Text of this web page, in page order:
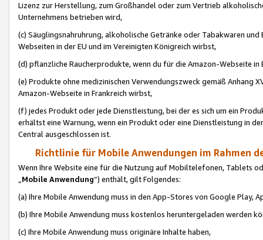
Lizenz zur Herstellung, zum Großhandel oder zum Vertrieb
Unternehmens betrieben wird,
(c) Säuglingsnahruhrung, alkoholische Getränke oder Tabakwaren
Webseiten in der EU und im Vereinigten Königreich wirbst,
(d) pflanzliche Raucherprodukte, wenn du für die Amazon-Webseite in
(e) Produkte ohne medizinischen Verwendungszweck gemäß Anhang
Amazon-Webseite in Frankreich wirbst,
(f) jedes Produkt oder jede Dienstleistung, bei der es sich um ein
erhältst eine Warnung, wenn ein Produkt oder eine Dienstleistung in
Central ausgeschlossen ist.
Richtlinie für Mobile Anwendungen im Rahmen
Wenn Ihre Website eine für die Nutzung auf Mobiltelefonen, Tablets
„Mobile Anwendung“) enthält, gilt Folgendes:
(a) Ihre Mobile Anwendung muss in den App-Stores von Google Play,
(b) Ihre Mobile Anwendung muss kostenlos heruntergeladen werden
(c) Ihre Mobile Anwendung muss originäre Inhalte haben,